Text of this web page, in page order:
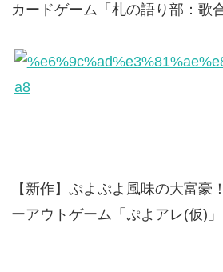
カードゲーム「札の語り部：歌
【新作】ぷよぷよ風味の大富
ーアウトゲーム「ぷよアレ(仮)」